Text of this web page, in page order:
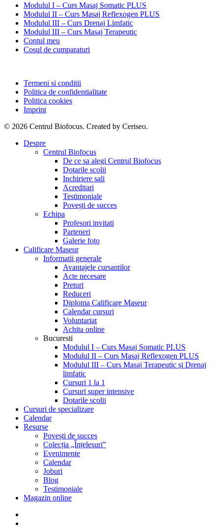
Modulul I – Curs Masaj Somatic PLUS
Modulul II – Curs Masaj Reflexogen PLUS
Modulul III – Curs Drenaj Limfatic
Modulul III – Curs Masaj Terapeutic
Contul meu
Cosul de cumparaturi
Termeni si conditii
Politica de confidentialitate
Politica cookies
Imprint
© 2026 Centrul Biofocus. Created by Ceriseo.
Close
Despre
Centrul Biofocus
De ce sa alegi Centrul Biofocus
Dotarile scolii
Inchiriere sali
Acreditari
Testimoniale
Povești de succes
Echipa
Profesori invitati
Parteneri
Galerie foto
Calificare Maseur
Informatii generale
Avantajele cursantilor
Acte necesare
Preturi
Reduceri
Diploma Calificare Maseur
Calendar cursuri
Voluntariat
Achita online
Bucuresti
Modulul I – Curs Masaj Somatic PLUS
Modulul II – Curs Masaj Reflexogen PLUS
Modulul III – Curs Masaj Terapeutic și Drenaj
limfatic
Cursuri 1 la 1
Cursuri super intensive
Dotarile scolii
Cursuri de specializare
Calendar
Resurse
Povești de succes
Colecția „Înțelesuri”
Evenimente
Calendar
Joburi
Blog
Testimoniale
Magazin online